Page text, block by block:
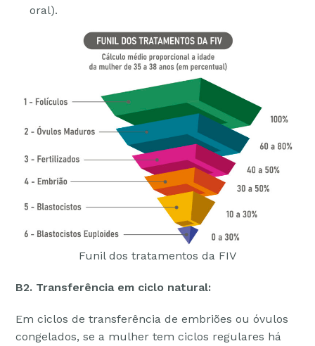
oral).
Funil dos tratamentos da FIV
B2. Transferência em ciclo natural:
Em ciclos de transferência de embriões ou óvulos
congelados, se a mulher tem ciclos regulares há